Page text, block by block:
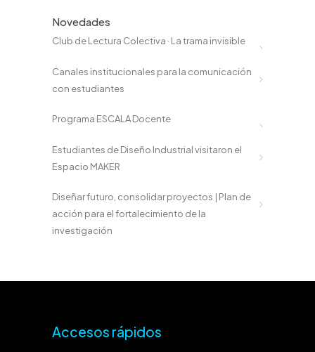
Novedades
Club de Lectura Colectiva · La trama invisible
Canales institucionales para la comunicación
con estudiantes
Programa ESCALA Docente
Estudiantes de Diseño Industrial visitaron el
Espacio MAKER
Diseñar futuro, consolidar proyectos | Plan de
acción para el fortalecimiento de la
investigación
Accesos rápidos